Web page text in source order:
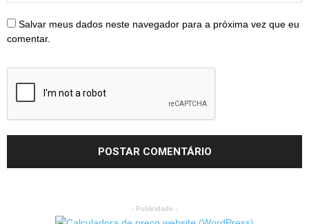
Salvar meus dados neste navegador para a próxima vez que eu
comentar.
- Publicidade -